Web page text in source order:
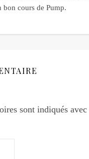
cours de Pump.
sont indiqués avec